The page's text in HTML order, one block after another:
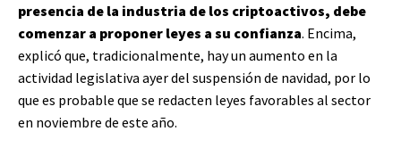
presencia de la industria de los criptoactivos, debe
comenzar a proponer leyes a su confianza. Encima,
explicó que, tradicionalmente, hay un aumento en la
actividad legislativa ayer del suspensión de navidad, por lo
que es probable que se redacten leyes favorables al sector
en noviembre de este año.